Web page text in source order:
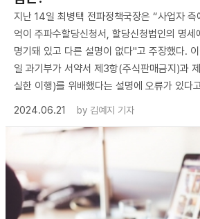
지난 14일 최병택 전파정책국장은 “사업자
억이 주파수할당신청서, 할당신청법인의 명
명기돼 있고 다른 설명이 없다"고 주장했다.
일 과기부가 서약서 제3항(주식판매금지)과
실한 이행)를 위배했다는 설명에 오류가 있다
2024.06.21
by 김예지 기자